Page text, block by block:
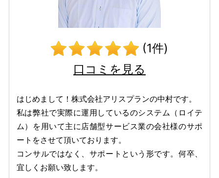
(1件)
口コミを見る
はじめまして！株式会社アリスプランの中村です。
私は弊社で実際に運用しているのシステム（ロイテ
ム）を用いて主に店舗型サービス業の会社様のサポ
ートをさせて頂いております。
コンサルではなく、サポートという形です。何卒、
宜しくお願い致します。